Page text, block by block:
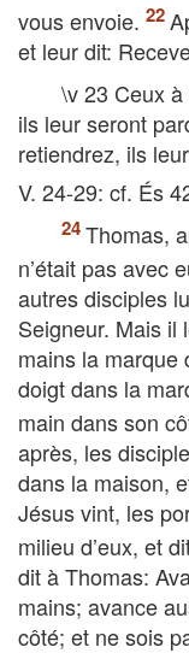
vous envoie.
et leur dit:
\v 23 Ceux
ils leur seront
retiendrez, ils
V. 24-29: cf. És
Thomas,
n’était pas avec
autres disciples
Seigneur. Mais il
mains la marque
doigt dans la
main dans son
après, les
dans la maison,
Jésus vint, les
milieu d’eux, et
dit à Thomas:
mains; avance
côté; et ne sois